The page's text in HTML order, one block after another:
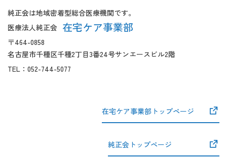
す】
始】
純正会は地域密着型総合医療機関です。
医療法人純正会 在宅ケア事業部
〒464-0858
名古屋市千種区千種2丁目3番24号サンエースビル2階
TEL： 052-744-5077
在宅ケア事業部トップページ
純正会トップページ